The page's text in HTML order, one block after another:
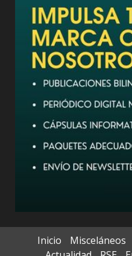
Inicio Misceláneos